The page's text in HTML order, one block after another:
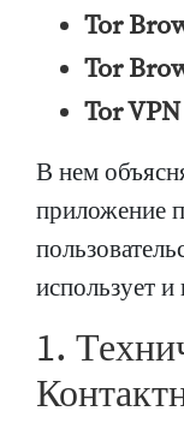
Tor
Tor
Tor VPN
В нем
приложение
использует и
1.